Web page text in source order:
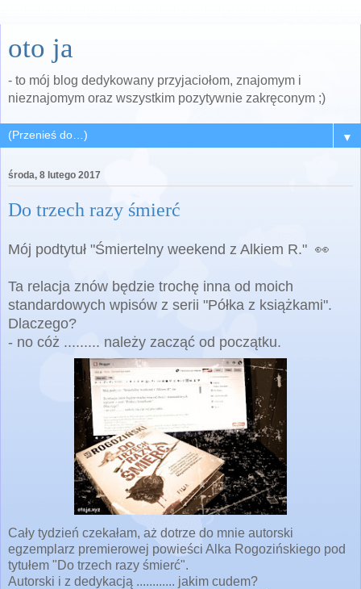
oto ja
- to mój blog dedykowany przyjaciołom, znajomym i
nieznajomym oraz wszystkim pozytywnie zakręconym ;)
▼
środa, 8 lutego 2017
Do trzech razy śmierć
Mój podtytuł "Śmiertelny weekend z Alkiem R." 👀
Ta relacja znów będzie trochę inna od moich
standardowych wpisów z serii "Półka z książkami".
Dlaczego?
- no cóż ......... należy zacząć od początku.
Cały tydzień czekałam, aż dotrze do mnie autorski
egzemplarz premierowej powieści Alka Rogozińskiego pod
tytułem "Do trzech razy śmierć".
Autorski i z dedykacją ............ jakim cudem?